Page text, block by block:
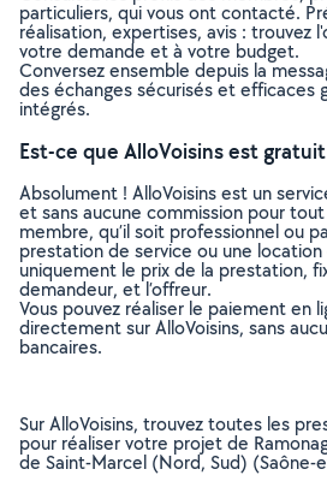
particuliers, qui vous ont contacté.
réalisation, expertises, avis : trouvez
votre demande et à votre budget.
Conversez ensemble depuis la
des échanges sécurisés et efficaces
intégrés.
Est-ce que AlloVoisins est
Absolument ! AlloVoisins est un
et sans aucune commission pour
membre, qu’il soit professionnel ou
prestation de service ou une location
uniquement le prix de la prestation,
demandeur, et l’offreur.
Vous pouvez réaliser le paiement en
directement sur AlloVoisins, sans
bancaires.
Sur AlloVoisins, trouvez toutes les
pour réaliser votre projet de
de Saint-Marcel (Nord, Sud) (Saône-